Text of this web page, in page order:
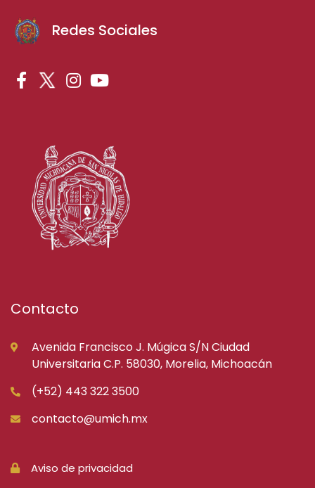
Redes Sociales
Contacto
Avenida Francisco J. Múgica S/N Ciudad
Universitaria C.P. 58030, Morelia, Michoacán
(+52) 443 322 3500
contacto@umich.mx
Aviso de privacidad